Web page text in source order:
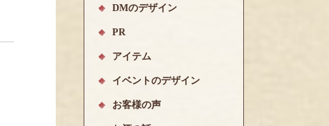
DMのデザイン
PR
アイテム
イベントのデザイン
お客様の声